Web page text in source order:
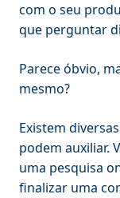
com o seu
que perguntar
Parece óbvio,
mesmo?
Existem
podem auxiliar.
uma pesquisa
finalizar uma